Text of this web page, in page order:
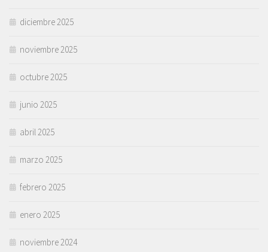
diciembre 2025
noviembre 2025
octubre 2025
junio 2025
abril 2025
marzo 2025
febrero 2025
enero 2025
noviembre 2024